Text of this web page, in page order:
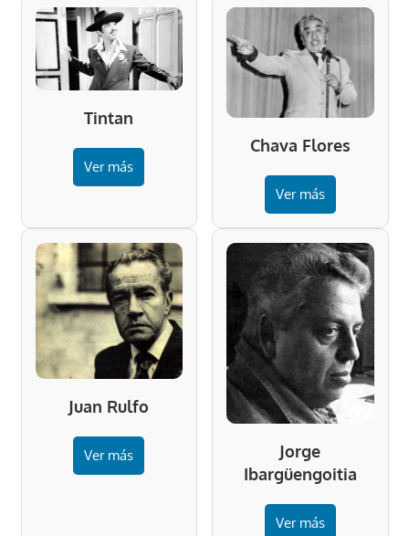
Tintan
Ver más
Chava Flores
Ver más
Juan Rulfo
Ver más
Jorge
Ibargüengoitia
Ver más